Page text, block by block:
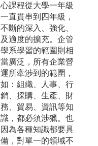
心課程從大學一年級
一直貫串到四年級，
不斷的深入、強化、
及適度的擴充。企管
學系學習的範圍則相
當廣泛，所有企業營
運所牽涉到的範圍，
如：組織、人事、行
銷、採購、生產、財
務、貿易、資訊等知
識，都必須涉獵。也
因為各種知識都要具
備，對單一的領域不